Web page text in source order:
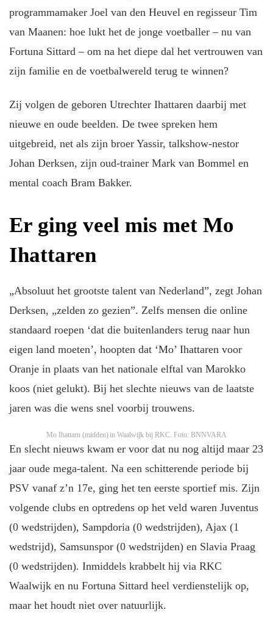
programmamaker Joel van den Heuvel en regisseur Tim
van Maanen: hoe lukt het de jonge voetballer – nu van
Fortuna Sittard – om na het diepe dal het vertrouwen van
zijn familie en de voetbalwereld terug te winnen?
Zij volgen de geboren Utrechter Ihattaren daarbij met
nieuwe en oude beelden. De twee spreken hem
uitgebreid, net als zijn broer Yassir, talkshow-nestor
Johan Derksen, zijn oud-trainer Mark van Bommel en
mental coach Bram Bakker.
Er ging veel mis met Mo
Ihattaren
„Absoluut het grootste talent van Nederland”, zegt Johan
Derksen, „zelden zo gezien”. Zelfs mensen die online
standaard roepen ‘dat die buitenlanders terug naar hun
eigen land moeten’, hoopten dat ‘Mo’ Ihattaren voor
Oranje in plaats van het nationale elftal van Marokko
koos (niet gelukt). Bij het slechte nieuws van de laatste
jaren was die wens snel voorbij trouwens.
Mo Ihattarn (midden) in Waalwijk bij RKC. Foto: BNNVARA
En slecht nieuws kwam er voor dat nu nog altijd maar 23
jaar oude mega-talent. Na een schitterende periode bij
PSV vanaf z’n 17e, ging het ten eerste sportief mis. Zijn
volgende clubs en optredens op het veld waren Juventus
(0 wedstrijden), Sampdoria (0 wedstrijden), Ajax (1
wedstrijd), Samsunspor (0 wedstrijden) en Slavia Praag
(0 wedstrijden). Inmiddels krabbelt hij via RKC
Waalwijk en nu Fortuna Sittard heel verdienstelijk op,
maar het houdt niet over natuurlijk.